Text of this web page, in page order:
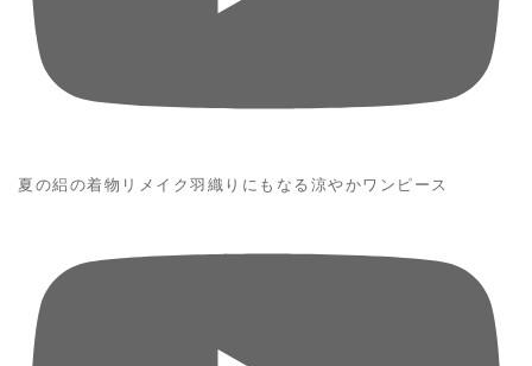
夏の絽の着物リメイク羽織りにもなる涼やかワンピース